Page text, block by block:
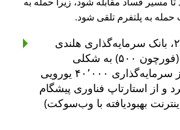
حمله به پلتفرم تلقی شود.
(فورچون ۵۰۰) به شکلی
غیرمنطقی از سرمایه‌گذاری ۴۰٬۰۰۰ یورویی
از استارتاپ فناوری پیشگام
بهبودیافته با وب‌سوکت)